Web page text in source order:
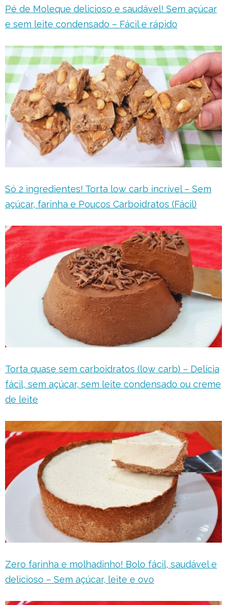
Pé de Moleque delicioso e saudável! Sem açúcar
e sem leite condensado – Fácil e rápido
Só 2 ingredientes! Torta low carb incrível – Sem
açúcar, farinha e Poucos Carboidratos (Fácil)
Torta quase sem carboidratos (low carb) – Delícia
fácil, sem açúcar, sem leite condensado ou creme
de leite
Zero farinha e molhadinho! Bolo fácil, saudável e
delicioso – Sem açúcar, leite e ovo